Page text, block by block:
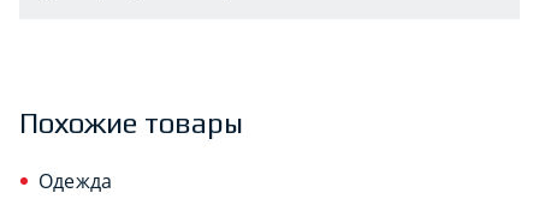
Похожие товары
Одежда